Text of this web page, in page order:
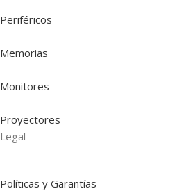
Periféricos
Memorias
Monitores
Proyectores
Legal
Políticas y Garantías